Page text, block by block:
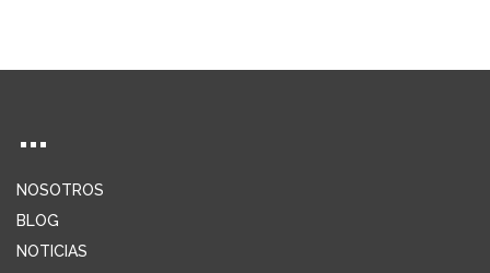
NOSOTROS
BLOG
NOTICIAS